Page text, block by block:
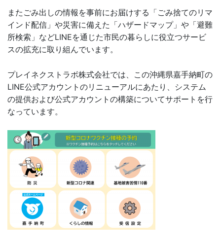
またごみ出しの情報を事前にお届けする「ごみ捨てのリマ
インド配信」や災害に備えた「ハザードマップ」や「避難
所検索」などLINEを通じた市民の暮らしに役立つサービ
スの拡充に取り組んでいます。
プレイネクストラボ株式会社では、この沖縄県嘉手納町の
LINE公式アカウントのリニューアルにあたり、システム
の提供および公式アカウントの構築についてサポートを行
なっています。